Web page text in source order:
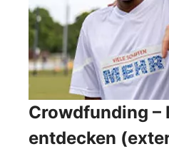
Crowdfunding –
entdecken